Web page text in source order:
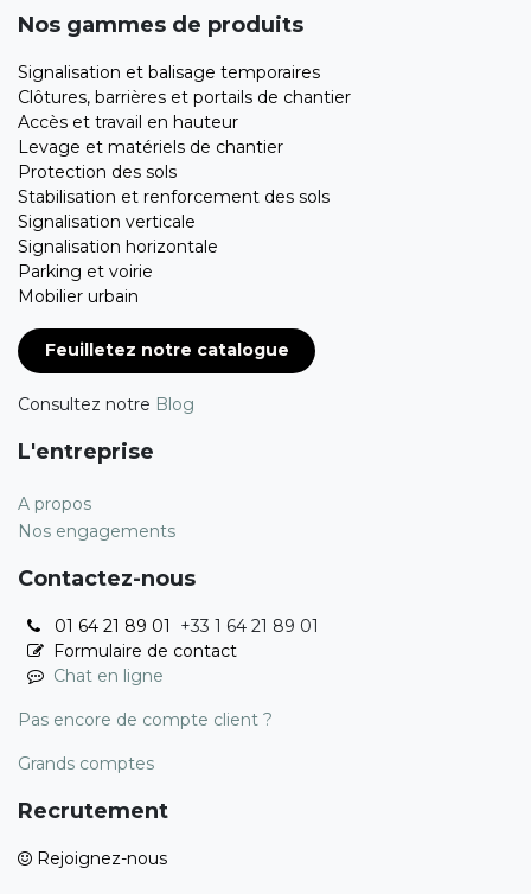
Nos gammes de produits
Signalisation et balisage temporaires
Clôtures, barrières et portails de chantier
Accès et travail en hauteur
Levage et matériels de chantier
Protection des sols
Stabilisation et renforcement des sols
Signalisation verticale
Signalisation horizontale
Parking et voirie
Mobilier urbain
Feuilletez notre catalogue
Consultez notre Blog
L'entreprise
A propos
Nos engagements
Contactez-nous
01 64 21 89 01 +33 1 64 21 89 01
Formulaire de contact
Chat en ligne
Pas encore de compte client ?
Grands comptes
Recrutement
Rejoignez-nous